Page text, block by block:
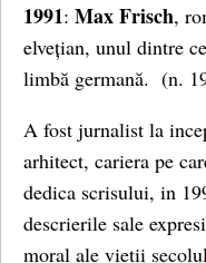
1991: Max Frisch,
elvețian, unul dintre
limbă germană. (n.
A fost jurnalist la
arhitect, cariera pe
dedica scrisului, in
descrierile sale
moral ale vietii